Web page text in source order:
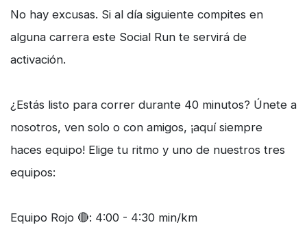
No hay excusas. Si al día siguiente compites en
alguna carrera este Social Run te servirá de
activación.
¿Estás listo para correr durante 40 minutos? Únete a
nosotros, ven solo o con amigos, ¡aquí siempre
haces equipo! Elige tu ritmo y uno de nuestros tres
equipos:
Equipo Rojo 🔴: 4:00 - 4:30 min/km